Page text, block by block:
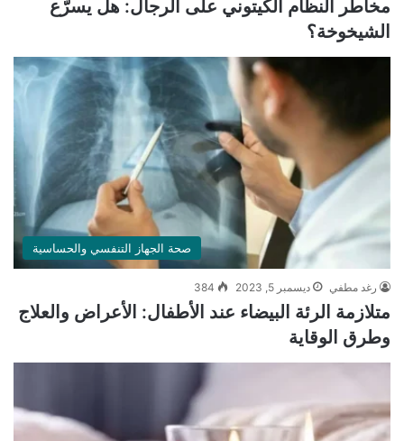
مخاطر النظام الكيتوني على الرجال: هل يسرّع
الشيخوخة؟
صحة الجهاز التنفسي والحساسية
رغد مطفي ديسمبر 5, 2023 384
متلازمة الرئة البيضاء عند الأطفال: الأعراض والعلاج
وطرق الوقاية